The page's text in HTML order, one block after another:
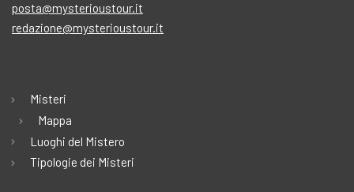
posta@mysterioustour.it
redazione@mysterioustour.it
Misteri
Mappa
Luoghi del Mistero
Tipologie dei Misteri